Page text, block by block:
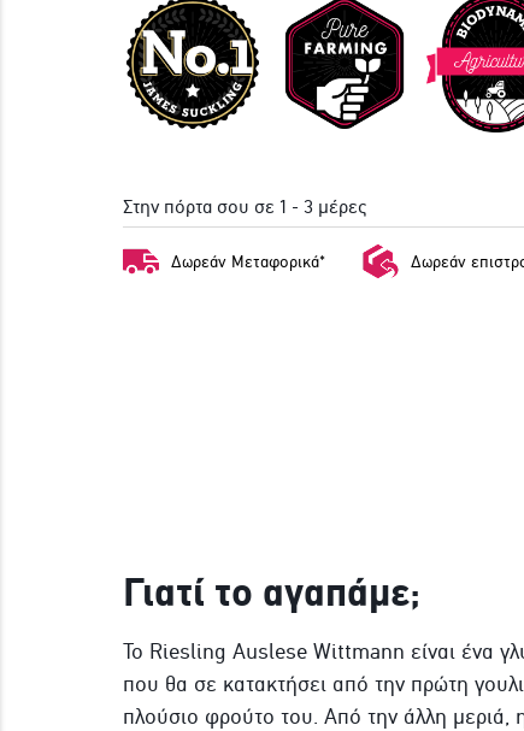
Στην πόρτα σου σε 1 - 3 μέρες
Δωρεάν Μεταφορικά* Δωρεάν
Γιατί το αγαπάμε;
Το Riesling Auslese Wittmann είναι ένα
που θα σε κατακτήσει από την πρώτη
πλούσιο φρούτο του. Από την άλλη μεριά,